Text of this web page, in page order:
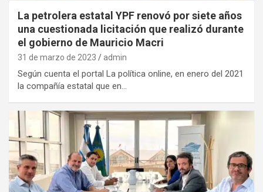
La petrolera estatal YPF renovó por siete años
una cuestionada licitación que realizó durante
el gobierno de Mauricio Macri
31 de marzo de 2023 admin
Según cuenta el portal La política online, en enero del 2021
la compañía estatal que en…